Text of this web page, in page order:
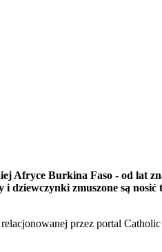
Afryce Burkina Faso - od lat
zmuszone są
przez portal